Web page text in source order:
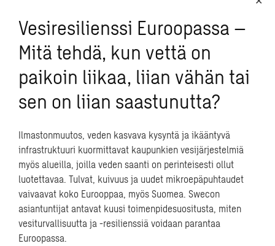
Tarkoitus on varastoida ylimääräistä kaukolämpöä
kallioon aina, kun se on mahdollista, ja ottaa käyttöön
lämpöpumppujen avulla tarpeen mukaan. ”Se parantaa
huomattavasti CHP- ja jätteenpolttolaitosten yleistä
ongelmaa lämmöntarpeen ja -tuotannon
asiantuntijaRiku Maidell. Sähkön ja lämmön
yhteistuotannon haasteena on, että sähköä on
tuotettava ympäri vuoden ja jätteitä poltettava kaikkina
vuodenaikoina. ”Samalla syntyy hukkalämpöä, joka
halutaan nyt ottaa talteen ja varastoida kylmien
kuukausien varalle.”
Investointipäätös tehdään
Vesiresilienssi Euroopassa –
Mitä tehdä, kun vettä on
paikoin liikaa, liian vähän tai
sen on liian saastunutta?
Ilmastonmuutos, veden kasvava kysyntä ja ikääntyvä
infrastruktuuri kuormittavat kaupunkien vesijärjestelmiä
myös alueilla, joilla veden saanti on perinteisesti ollut
luotettavaa. Tulvat, kuivuus ja uudet mikroepäpuhtaudet
vaivaavat koko Eurooppaa, myös Suomea. Swecon
asiantuntijat antavat kuusi toimenpidesuositusta, miten
vesiturvallisuutta ja -resilienssiä voidaan parantaa
Euroopassa.